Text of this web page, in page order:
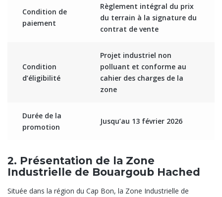
Condition de
paiement
Règlement intégral du prix
du terrain à la signature du
contrat de vente
Condition
d’éligibilité
Projet industriel non
polluant et conforme au
cahier des charges de la
zone
Durée de la
promotion
Jusqu’au 13 février 2026
2. Présentation de la Zone
Industrielle de Bouargoub Hached
Située dans la région du Cap Bon, la Zone Industrielle de